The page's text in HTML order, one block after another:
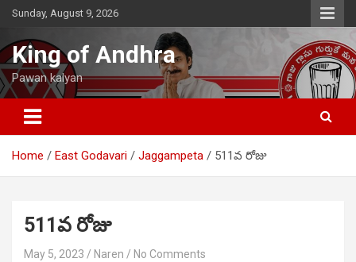
Skip
content
Sunday, August 9, 2026
King of Andhra
Pawan kalyan
Home East Godavari Jaggampeta 511వ రోజు
511వ రోజు
May 5, 2023 Naren No Comments